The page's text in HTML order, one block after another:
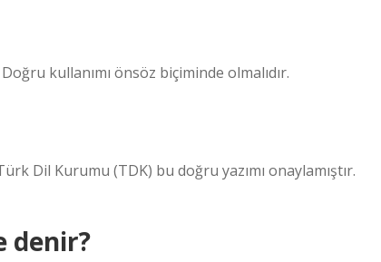
kullanımı önsöz biçiminde olmalıdır.
Dil Kurumu (TDK) bu doğru yazımı onaylamıştır.
denir?